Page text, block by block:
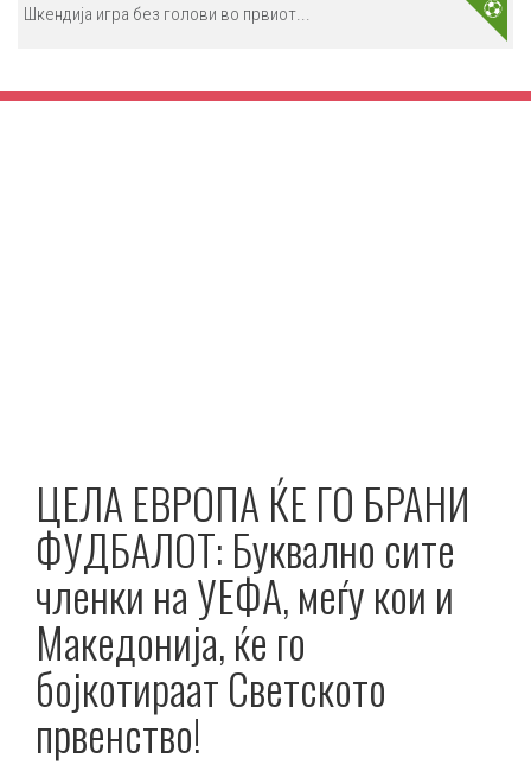
Шкендија игра без голови во првиот...
ЦЕЛА ЕВРОПА ЌЕ ГО БРАНИ
ФУДБАЛОТ: Буквално сите
членки на УЕФА, меѓу кои и
Македонија, ќе го
бојкотираат Светското
првенство!